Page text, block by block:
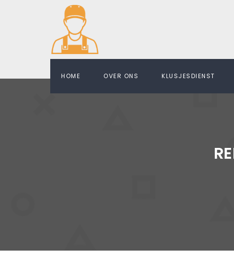
HOME OVER ONS KLUSJESDIENST